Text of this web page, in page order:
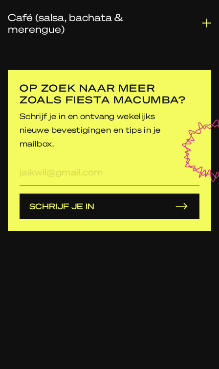
Café (salsa, bachata &
merengue)
OP ZOEK NAAR MEER
ZOALS FIESTA MACUMBA?
Schrijf je in en ontvang wekelijks
nieuwe bevestigingen en tips in je
mailbox.
mailadres
SCHRIJF JE IN